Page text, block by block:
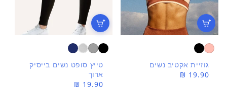
גוזיית אקטיב נשים
מחיר
19.90 ₪
טייץ סופט נשים בייסיק
ארוך
מחיר
19.90 ₪